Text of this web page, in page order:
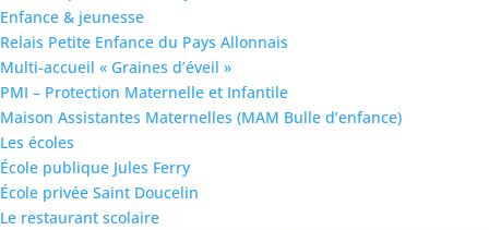
Enfance & jeunesse
Relais Petite Enfance du Pays Allonnais
Multi-accueil « Graines d’éveil »
PMI – Protection Maternelle et Infantile
Maison Assistantes Maternelles (MAM Bulle d’enfance)
Les écoles
École publique Jules Ferry
École privée Saint Doucelin
Le restaurant scolaire